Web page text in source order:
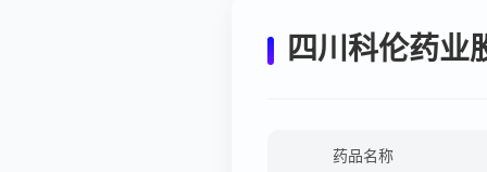
四川科伦药业
药品名称